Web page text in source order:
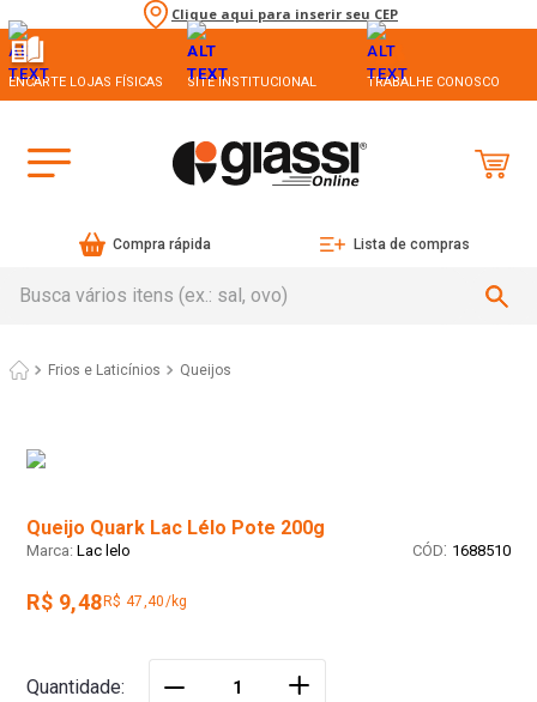
Clique aqui para inserir seu CEP
ENCARTE LOJAS FÍSICAS SITE INSTITUCIONAL TRABALHE CONOSCO
Compra rápida Lista de compras
Frios e Laticínios Queijos
Queijo Quark Lac Lélo Pote 200g
Lac lelo : 1688510
R$ 9,48 R$ 47,40/kg
Quantidade ＋